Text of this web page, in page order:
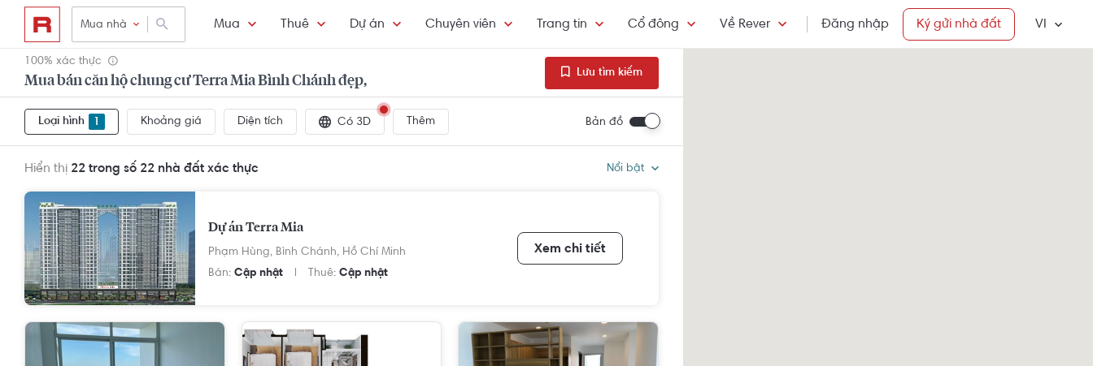
Mua nhà Mua Thuê Dự án Chuyên viên Trang tin Cổ đông Về Rever Đăng nhập Ký gửi nhà đất VI
100% xác thực
Mua bán căn hộ chung cư Terra Mia Bình Chánh đẹp,
Lưu tìm kiếm
Loại hình Khoảng giá Diện tích Có 3D Thêm Bản đồ
Hiển thị 22 trong số 22 nhà đất xác thực Nổi bật
Dự án Terra Mia
Phạm Hùng, Bình Chánh, Hồ Chí Minh
Bán: Cập nhật Thuê: Cập nhật
Xem chi tiết